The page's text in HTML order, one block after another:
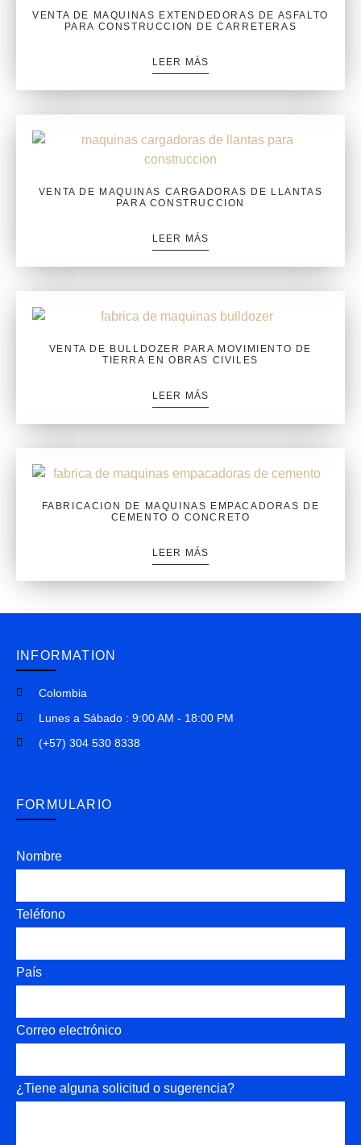
VENTA DE MAQUINAS EXTENDEDORAS DE ASFALTO
PARA CONSTRUCCION DE CARRETERAS
LEER MÁS
VENTA DE MAQUINAS CARGADORAS DE LLANTAS
PARA CONSTRUCCION
LEER MÁS
VENTA DE BULLDOZER PARA MOVIMIENTO DE
TIERRA EN OBRAS CIVILES
LEER MÁS
FABRICACION DE MAQUINAS EMPACADORAS DE
CEMENTO O CONCRETO
LEER MÁS
INFORMATION
Colombia
Lunes a Sábado : 9:00 AM - 18:00 PM
(+57) 304 530 8338
FORMULARIO
Nombre
Teléfono
País
Correo electrónico
¿Tiene alguna solicitud o sugerencia?